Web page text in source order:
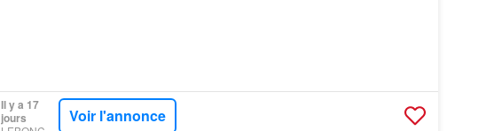
Il y a 17
jours
Voir l'annonce